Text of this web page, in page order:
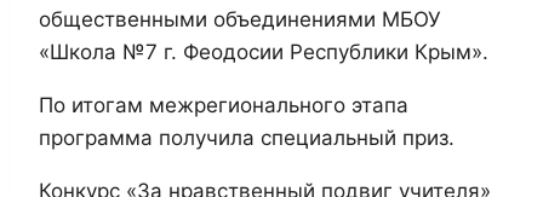
общественными объединениями МБОУ
«Школа №7 г. Феодосии Республики Крым».
По итогам межрегионального этапа
программа получила специальный приз.
Конкурс «За нравственный подвиг учителя»